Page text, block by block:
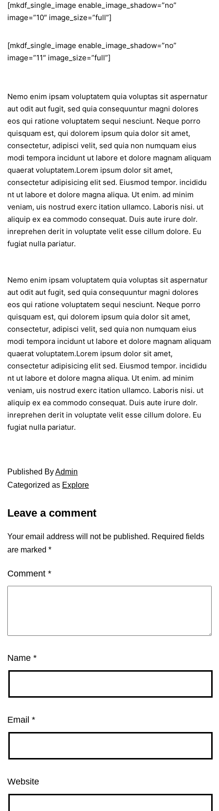
[mkdf_single_image enable_image_shadow=”no”
image=”10″ image_size=”full”]
[mkdf_single_image enable_image_shadow=”no”
image=”11″ image_size=”full”]
Nemo enim ipsam voluptatem quia voluptas sit aspernatur
aut odit aut fugit, sed quia consequuntur magni dolores
eos qui ratione voluptatem sequi nesciunt. Neque porro
quisquam est, qui dolorem ipsum quia dolor sit amet,
consectetur, adipisci velit, sed quia non numquam eius
modi tempora incidunt ut labore et dolore magnam aliquam
quaerat voluptatem.Lorem ipsum dolor sit amet,
consectetur adipisicing elit sed. Eiusmod tempor. incididu
nt ut labore et dolore magna aliqua. Ut enim. ad minim
veniam, uis nostrud exerc itation ullamco. Laboris nisi. ut
aliquip ex ea commodo consequat. Duis aute irure dolr.
inreprehen derit in voluptate velit esse cillum dolore. Eu
fugiat nulla pariatur.
Nemo enim ipsam voluptatem quia voluptas sit aspernatur
aut odit aut fugit, sed quia consequuntur magni dolores
eos qui ratione voluptatem sequi nesciunt. Neque porro
quisquam est, qui dolorem ipsum quia dolor sit amet,
consectetur, adipisci velit, sed quia non numquam eius
modi tempora incidunt ut labore et dolore magnam aliquam
quaerat voluptatem.Lorem ipsum dolor sit amet,
consectetur adipisicing elit sed. Eiusmod tempor. incididu
nt ut labore et dolore magna aliqua. Ut enim. ad minim
veniam, uis nostrud exerc itation ullamco. Laboris nisi. ut
aliquip ex ea commodo consequat. Duis aute irure dolr.
inreprehen derit in voluptate velit esse cillum dolore. Eu
fugiat nulla pariatur.
Published ByAdmin
Categorized as Explore
Leave a comment
Your email address will not be published. Required fields
are marked *
Comment *
Name *
Email *
Website